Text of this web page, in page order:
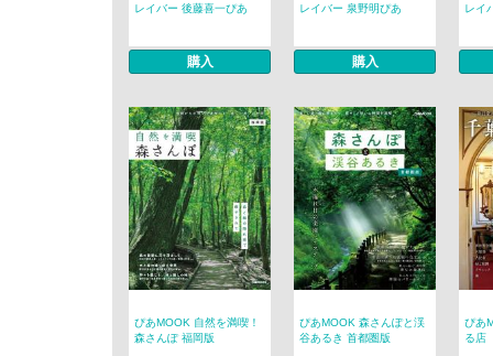
レイバー 後藤喜一ぴあ
購入
レイバー 泉野明ぴあ
購入
レイ
ぴあMOOK 自然を満喫！
森さんぽ 福岡版
ぴあMOOK 森さんぽと渓
谷あるき 首都圏版
ぴあ
る店